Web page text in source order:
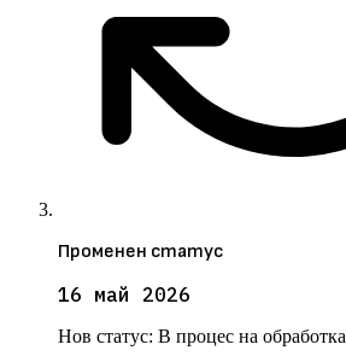
Променен статус
16 май 2026
Нов статус: В процес на обработка